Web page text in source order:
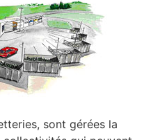
sont gérées la